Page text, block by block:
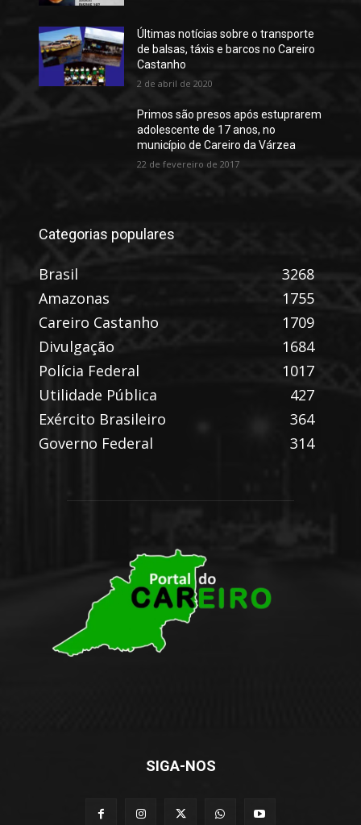
Últimas notícias sobre o transporte
de balsas, táxis e barcos no Careiro
Castanho
2 de abril de 2020
Primos são presos após estuprarem
adolescente de 17 anos, no
município de Careiro da Várzea
22 de fevereiro de 2017
Categorias populares
Brasil
3268
Amazonas
1755
Careiro Castanho
1709
Divulgação
1684
Polícia Federal
1017
Utilidade Pública
427
Exército Brasileiro
364
Governo Federal
314
SIGA-NOS